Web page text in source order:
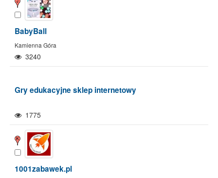
BabyBall
Kamienna Góra
3240
Gry edukacyjne sklep internetowy
1775
1001zabawek.pl